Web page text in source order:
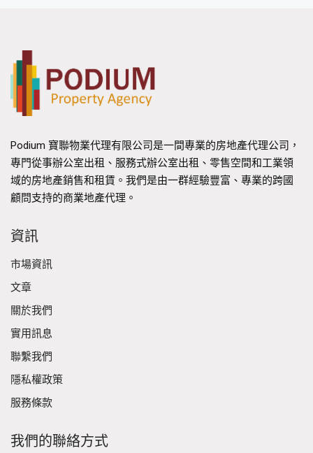
Podium 寶聯物業代理有限公司是一間專業的房地產代理公司，
專門從事辦公室出租、服務式辦公室出租、零售空間和工業領
域的房地產銷售和租賃。我們是由一群經驗豐富、專業的跨國
顧問支持的商業地產代理。
資訊
市場資訊
文章
關於我們
實用訊息
聯繫我們
隱私權政策
服務條款
我們的聯絡方式